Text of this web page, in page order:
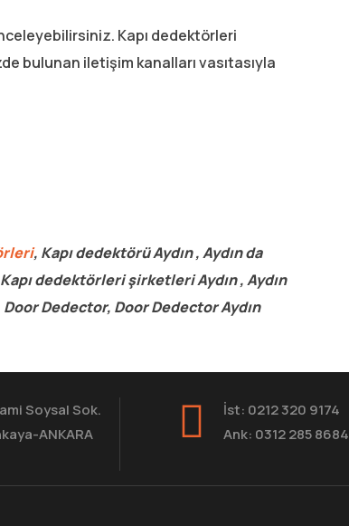
Kapı dedektörleri
bulunan iletişim kanalları vasıtasıyla
, Kapı dedektörü Aydın , Aydın da
dedektörleri şirketleri Aydın , Aydın
Dedector, Door Dedector Aydın
Soysal Sok.
ANKARA
İst: 0212 320 9174
Ank: 0312 285 8684